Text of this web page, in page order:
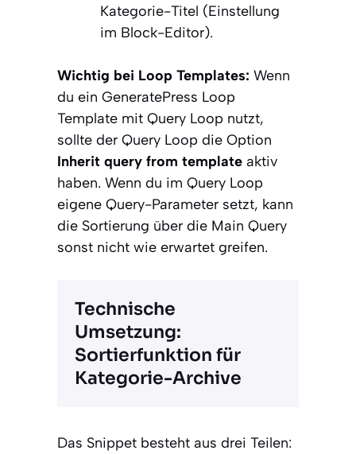
Kategorie-Titel (Einstellung
im Block-Editor).
Wichtig bei Loop Templates: Wenn
du ein GeneratePress Loop
Template mit Query Loop nutzt,
sollte der Query Loop die Option
Inherit query from template aktiv
haben. Wenn du im Query Loop
eigene Query-Parameter setzt, kann
die Sortierung über die Main Query
sonst nicht wie erwartet greifen.
Technische
Umsetzung:
Sortierfunktion für
Kategorie-Archive
Das Snippet besteht aus drei Teilen: